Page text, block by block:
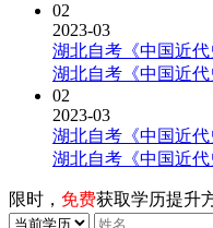
02
2023-03
湖北自考《中国近代
湖北自考《中国近代
02
2023-03
湖北自考《中国近代
湖北自考《中国近代
限时， 免费获取学历提升